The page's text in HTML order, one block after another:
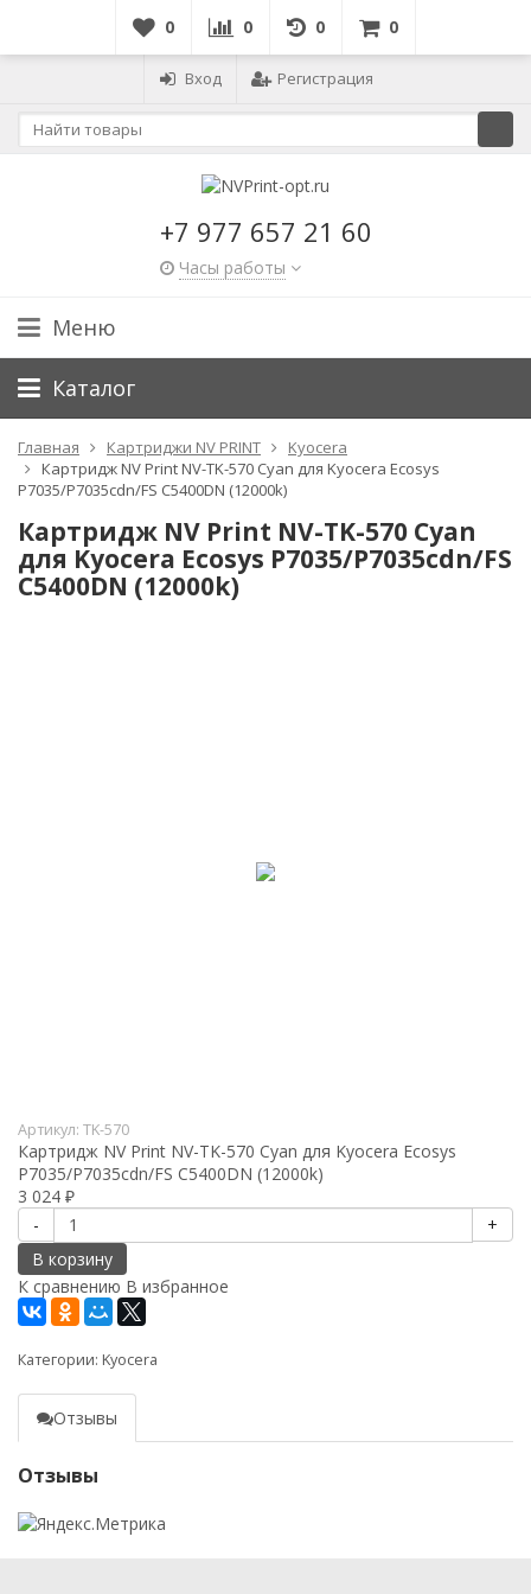
0 0 0 0
Вход Регистрация
+7 977 657 21 60
Часы работы
Меню
Каталог
Главная Картриджи NV PRINT
Kyocera
Картридж NV Print NV-TK-570 Cyan для Kyocera Ecosys
P7035/P7035cdn/FS C5400DN (12000k)
Картридж NV Print NV-TK-570 Cyan
для Kyocera Ecosys P7035/P7035cdn/FS
C5400DN (12000k)
Артикул: TK-570
Картридж NV Print NV-TK-570 Cyan для Kyocera Ecosys
P7035/P7035cdn/FS C5400DN (12000k)
3 024 ₽
-
+
В корзину
К сравнению В избранное
Категории: Kyocera
Отзывы
Отзывы